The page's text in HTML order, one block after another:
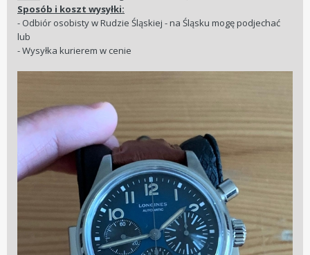
Sposób i koszt wysyłki:
- Odbiór osobisty w Rudzie Śląskiej - na Śląsku mogę podjechać
lub
- Wysyłka kurierem w cenie